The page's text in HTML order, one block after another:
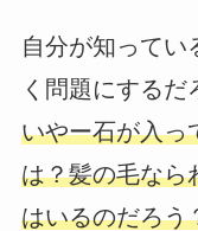
自分が知ってい
く問題にするだ
いやー石が入っ
は？髪の毛なら
はいるのだろう